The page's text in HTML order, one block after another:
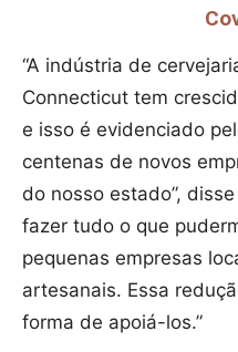
“A indústria de
Connecticut tem
e isso é evidenciado
centenas de novos
do nosso estado”,
fazer tudo o que
pequenas empresas
artesanais. Essa
forma de apoiá-los.”